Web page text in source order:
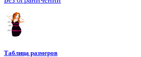
Таблица размеров